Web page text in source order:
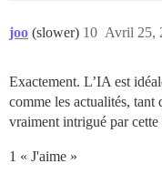
joo (slower) Avril 25,
10
Exactement. L’IA est
comme les actualités, tant
vraiment intrigué par cette
1 « J'aime »